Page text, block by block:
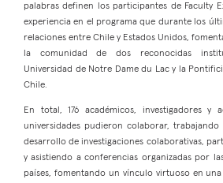
palabras definen los participantes de Faculty
experiencia en el programa que durante los
relaciones entre Chile y Estados Unidos,
la comunidad de dos reconocidas
Universidad de Notre Dame du Lac y la
Chile.
En total, 176 académicos, investigadores y
universidades pudieron colaborar,
desarrollo de investigaciones colaborativas,
y asistiendo a conferencias organizadas por
países, fomentando un vínculo virtuoso en